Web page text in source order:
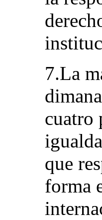
7.La
cuatro
que
forma